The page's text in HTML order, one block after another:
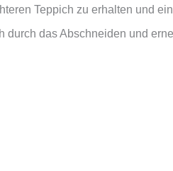
Teppich zu erhalten und
durch das Abschneiden und